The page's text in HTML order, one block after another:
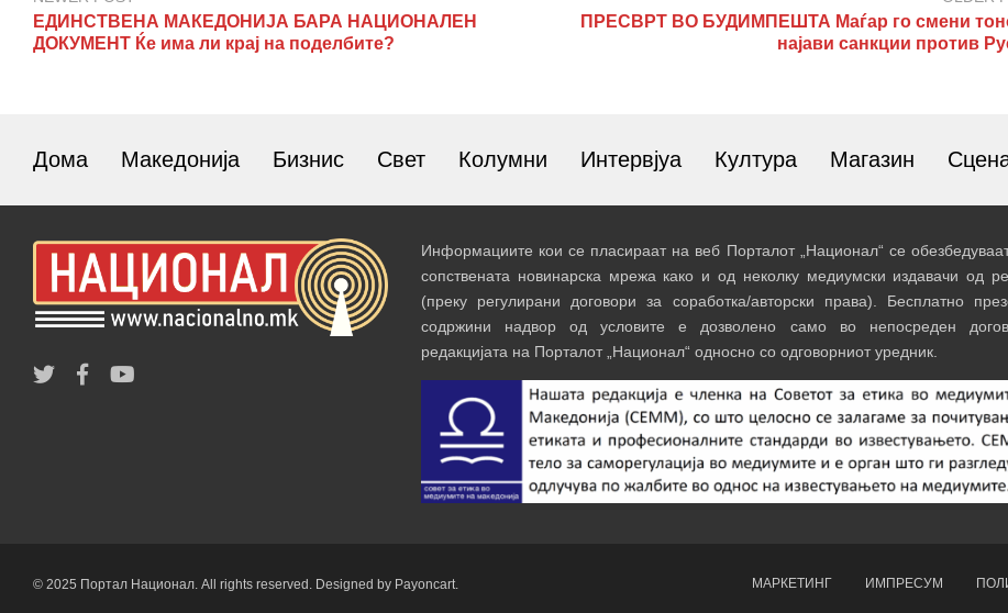
ЕДИНСТВЕНА МАКЕДОНИЈА БАРА НАЦИОНАЛЕН
ДОКУМЕНТ Ќе има ли крај на поделбите?
ПРЕСВРТ ВО БУДИМПЕШТА Маѓар го смени
најави санкции против
Дома Македонија Бизнис Свет Колумни Интервјуа Култура Магазин
Информациите кои се пласираат на веб Порталот „Национал“ се
сопствената новинарска мрежа како и од неколку медиумски издавачи од
(преку регулирани договори за соработка/авторски права). Бесплатно
содржини надвор од условите е дозволено само во непосреден
редакцијата на Порталот „Национал“ односно со одговорниот уредник.
© 2025 Портал Национал. All rights reserved. Designed by Payoncart. МАРКЕТИНГ ИМПРЕСУМ